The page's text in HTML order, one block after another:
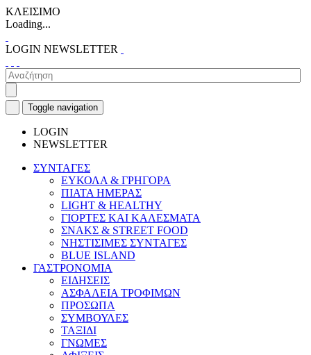
ΚΛΕΙΣΙΜΟ
Loading...
LOGIN NEWSLETTER
Toggle navigation
LOGIN
NEWSLETTER
ΣΥΝΤΑΓΕΣ
ΕΥΚΟΛΑ & ΓΡΗΓΟΡΑ
ΠΙΑΤΑ ΗΜΕΡΑΣ
LIGHT & HEALTHY
ΓΙΟΡΤΕΣ ΚΑΙ ΚΑΛΕΣΜΑΤΑ
ΣΝΑΚΣ & STREET FOOD
ΝΗΣΤΙΣΙΜΕΣ ΣΥΝΤΑΓΕΣ
BLUE ISLAND
ΓΑΣΤΡΟΝΟΜΙΑ
ΕΙΔΗΣΕΙΣ
ΑΣΦΑΛΕΙΑ ΤΡΟΦΙΜΩΝ
ΠΡΟΣΩΠΑ
ΣΥΜΒΟΥΛΕΣ
ΤΑΞΙΔΙ
ΓΝΩΜΕΣ